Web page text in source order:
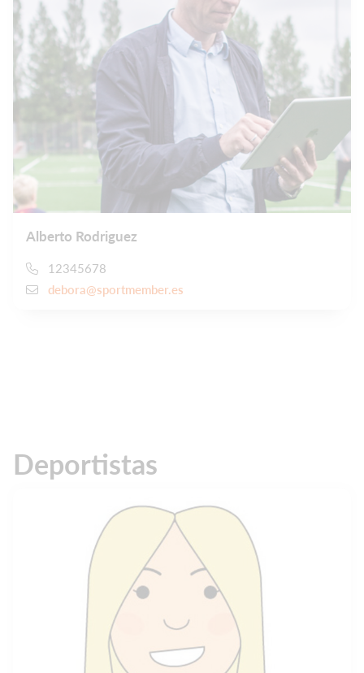
Alberto Rodriguez
12345678
debora@sportmember.es
Deportistas